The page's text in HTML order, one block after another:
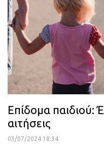
Επίδομα παιδιού:
αιτήσεις
03/07/2024 18:34